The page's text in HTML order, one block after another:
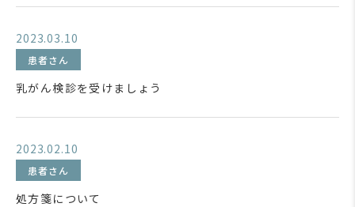
2023.03.10
患者さん
乳がん検診を受けましょう
2023.02.10
患者さん
処方箋について